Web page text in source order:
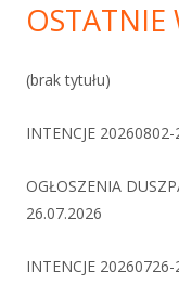
OSTATNIE
(brak tytułu)
INTENCJE
OGŁOSZENIA
26.07.2026
INTENCJE